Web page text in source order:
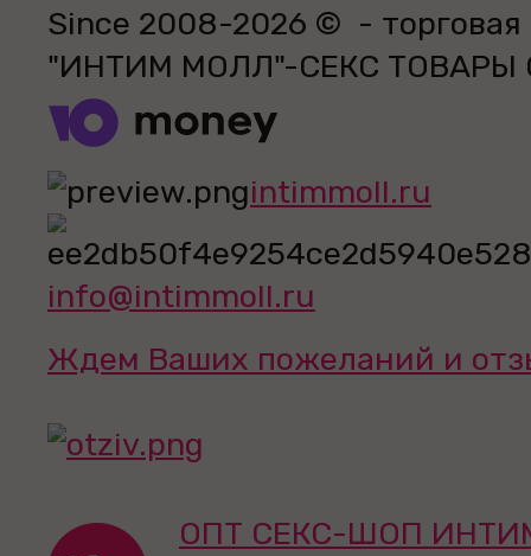
Since 2008-2026 © - торговая
"ИНТИМ МОЛЛ"-СЕКС
intimmoll.ru
info@intimmoll.ru
Ждем Ваших пожеланий и
ОПТ СЕКС-ШОП